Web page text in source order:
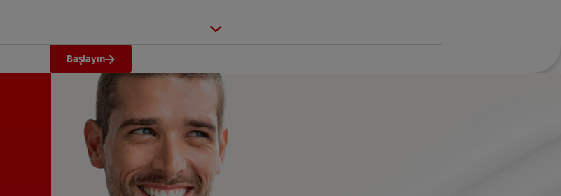
Başlayın